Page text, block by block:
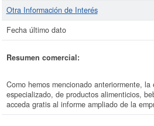
Otra Información de Interés
Fecha último dato
Resumen comercial:
Como hemos mencionado anteriormente,
especializado, de productos alimenticios,
acceda gratis al informe ampliado de la